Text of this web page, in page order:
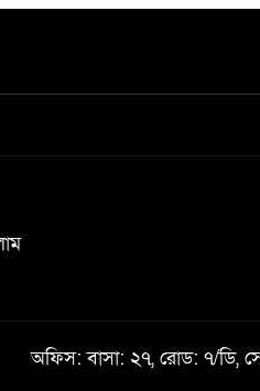
অফিস: বাসা: ২৭, রোড: ৭/ডি,